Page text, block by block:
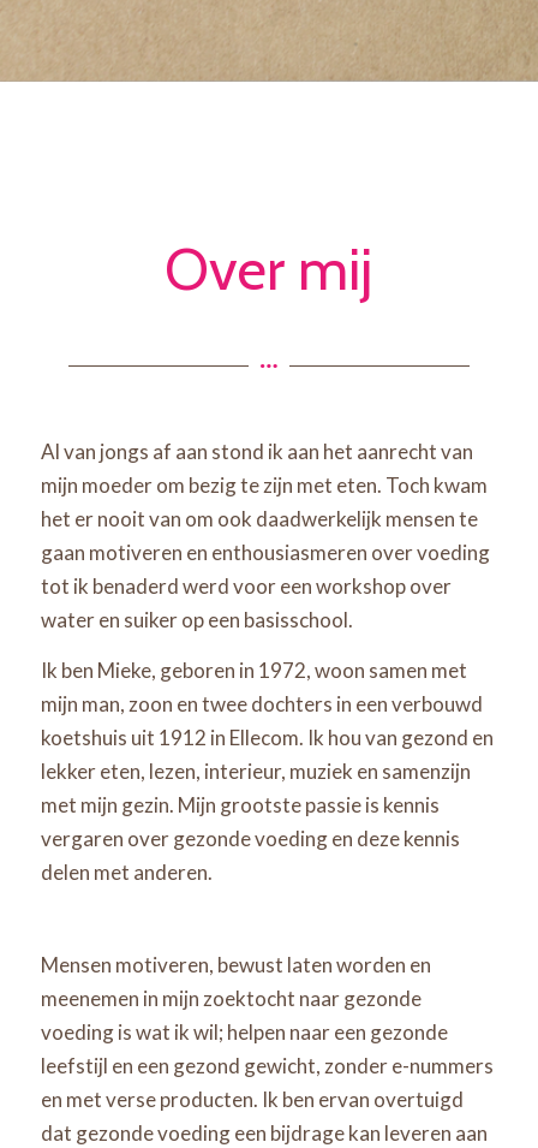
Over mij
Al van jongs af aan stond ik aan het aanrecht van
mijn moeder om bezig te zijn met eten. Toch kwam
het er nooit van om ook daadwerkelijk mensen te
gaan motiveren en enthousiasmeren over voeding
tot ik benaderd werd voor een workshop over
water en suiker op een basisschool.
Ik ben Mieke, geboren in 1972, woon samen met
mijn man, zoon en twee dochters in een verbouwd
koetshuis uit 1912 in Ellecom. Ik hou van gezond en
lekker eten, lezen, interieur, muziek en samenzijn
met mijn gezin. Mijn grootste passie is kennis
vergaren over gezonde voeding en deze kennis
delen met anderen.
Mensen motiveren, bewust laten worden en
meenemen in mijn zoektocht naar gezonde
voeding is wat ik wil; helpen naar een gezonde
leefstijl en een gezond gewicht, zonder e-nummers
en met verse producten. Ik ben ervan overtuigd
dat gezonde voeding een bijdrage kan leveren aan